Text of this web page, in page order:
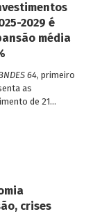
2029 é
média
64, primeiro
as
de 21
crises